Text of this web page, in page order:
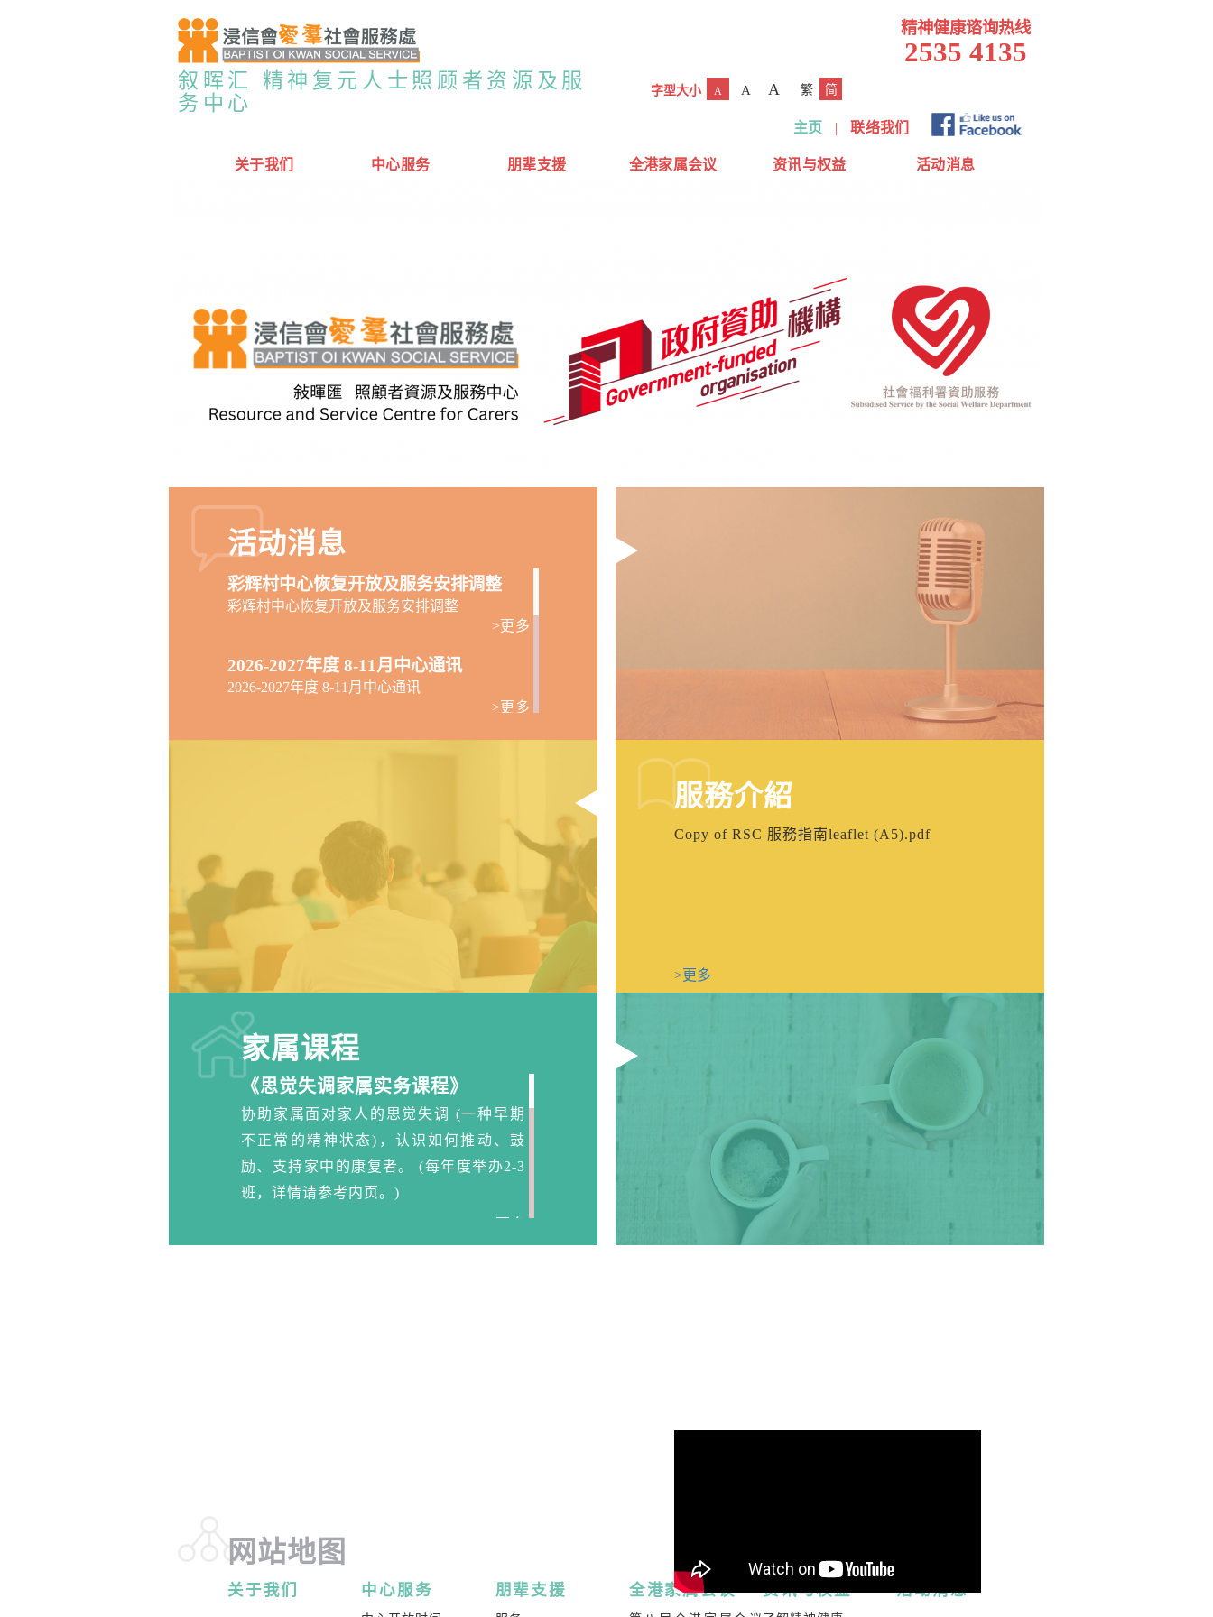
叙晖汇 精神复元人士照顾者资源及服
务中心
精神健康谘询热线
2535 4135
字型大小 A A A 繁 简
主页 | 联络我们
关于我们 中心服务 朋辈支援 全港家属会议 资讯与权益 活动消息
活动消息
彩辉村中心恢复开放及服务安排调整
彩辉村中心恢复开放及服务安排调整
>更多
2026-2027年度 8-11月中心通讯
2026-2027年度 8-11月中心通讯
>更多
>更多
2026-2027年度 4-7月中心通讯
2026-2027年度 4-7月中心通讯
2025-2026年度 12-3 月中心通訊
2025-2026年度 12-3 月中心通訊
>更多
服務介紹
Copy of RSC 服務指南leaflet (A5).pdf
>更多
家属课程
《思觉失调家属实务课程》
协助家属面对家人的思觉失调 (一种早期
不正常的精神状态)，认识如何推动、鼓
励、支持家中的康复者。 (每年度举办2-3
班，详情请参考内页。)
《强迫症家属实务课程》
为强迫症患者家属提供一个有系统的课程，
网站地图
关于我们 中心服务 朋辈支援 全港家属会议 资讯与权益 活动消息